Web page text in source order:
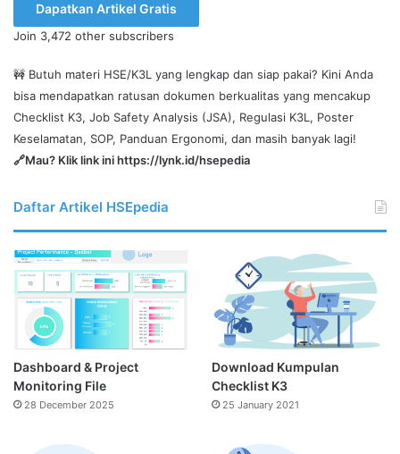
Anda
disini
Dapatkan Artikel Gratis
Join 3,472 other subscribers
🚧 Butuh materi HSE/K3L yang lengkap dan siap pakai? Kini Anda
bisa mendapatkan ratusan dokumen berkualitas yang mencakup
Checklist K3, Job Safety Analysis (JSA), Regulasi K3L, Poster
Keselamatan, SOP, Panduan Ergonomi, dan masih banyak lagi!
🔗Mau? Klik link inihttps://lynk.id/hsepedia
Daftar Artikel HSEpedia
Dashboard & Project
Monitoring File
28 December 2025
Download Kumpulan
Checklist K3
25 January 2021